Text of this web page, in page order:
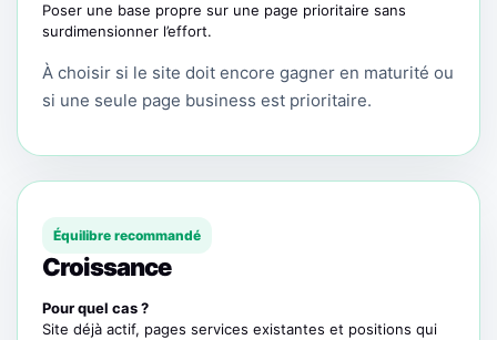
Poser une base propre sur une page prioritaire sans
surdimensionner l’effort.
À choisir si le site doit encore gagner en maturité ou
si une seule page business est prioritaire.
Équilibre recommandé
Croissance
Pour quel cas ?
Site déjà actif, pages services existantes et positions qui